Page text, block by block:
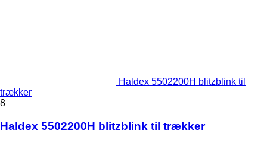
Haldex 5502200H blitzblink til
trækker
8
Haldex 5502200H blitzblink til trækker